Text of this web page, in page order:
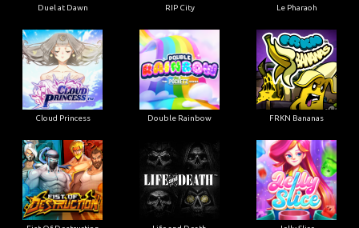
Duel at Dawn RIP City Le Pharaoh
Cloud Princess Double Rainbow FRKN Bananas